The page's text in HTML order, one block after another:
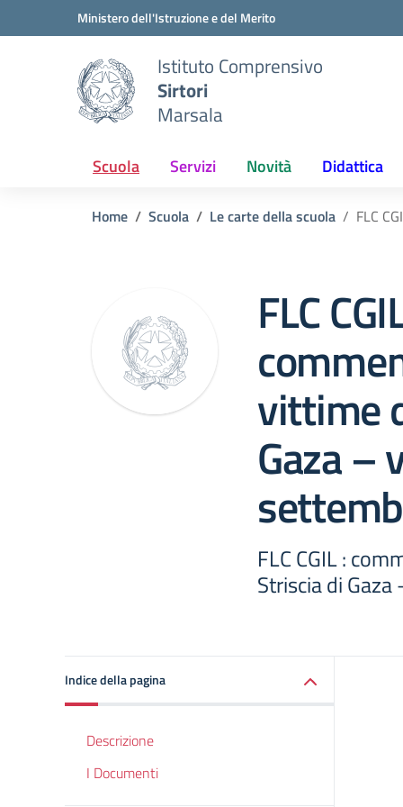
Vai ai contenuti
Vai al menu di navigazioneMinistero dell'Istruzione e del Merito
Istituto Comprensivo
Sirtori
Marsala
Scuola Servizi Novità Didattica
Home Scuola Le carte della scuola FLC
FLC
vittime
Gaza –
FLC CGIL :
Striscia di
Indice della pagina
Descrizione
I Documenti